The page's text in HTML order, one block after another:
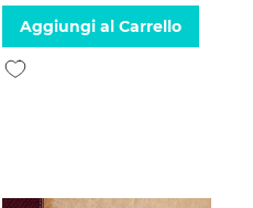
Aggiungi al Carrello
Aggiungi alla lista desideri